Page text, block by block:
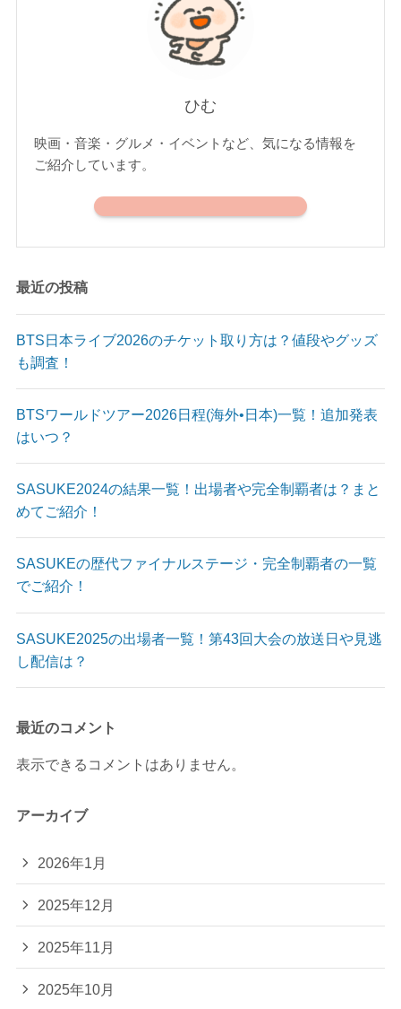
ひむ
映画・音楽・グルメ・イベントなど、気になる情報を
ご紹介しています。
最近の投稿
BTS日本ライブ2026のチケット取り方は？値段やグッズ
も調査！
BTSワールドツアー2026日程(海外•日本)一覧！追加発表
はいつ？
SASUKE2024の結果一覧！出場者や完全制覇者は？まと
めてご紹介！
SASUKEの歴代ファイナルステージ・完全制覇者の一覧
でご紹介！
SASUKE2025の出場者一覧！第43回大会の放送日や見逃
し配信は？
最近のコメント
表示できるコメントはありません。
アーカイブ
2026年1月
2025年12月
2025年11月
2025年10月